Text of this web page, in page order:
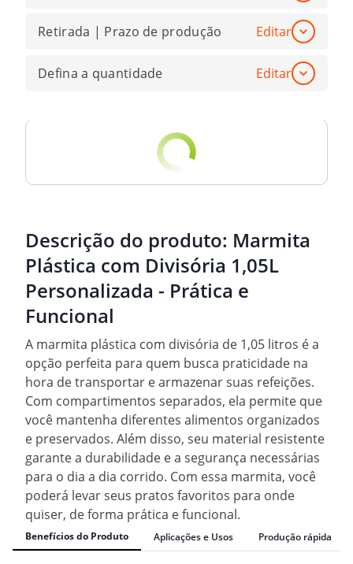
Retirada | Prazo de produção Editar
Defina a quantidade Editar
Descrição do produto: Marmita
Plástica com Divisória 1,05L
Personalizada - Prática e
Funcional
A marmita plástica com divisória de 1,05 litros é a
opção perfeita para quem busca praticidade na
hora de transportar e armazenar suas refeições.
Com compartimentos separados, ela permite que
você mantenha diferentes alimentos organizados
e preservados. Além disso, seu material resistente
garante a durabilidade e a segurança necessárias
para o dia a dia corrido. Com essa marmita, você
poderá levar seus pratos favoritos para onde
quiser, de forma prática e funcional.
Benefícios do Produto Aplicações e Usos Produção rápida